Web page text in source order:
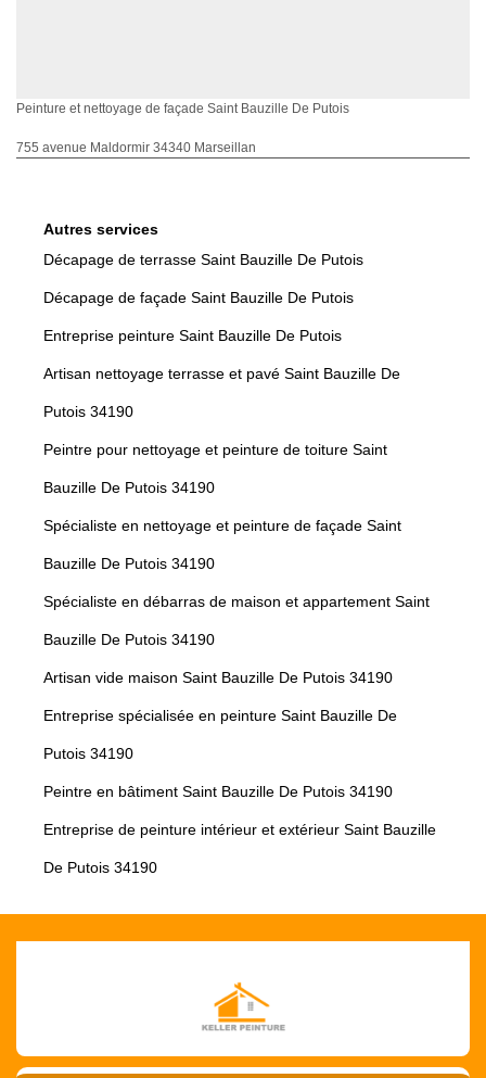
Peinture et nettoyage de façade Saint Bauzille De Putois
755 avenue Maldormir 34340 Marseillan
Autres services
Décapage de terrasse Saint Bauzille De Putois
Décapage de façade Saint Bauzille De Putois
Entreprise peinture Saint Bauzille De Putois
Artisan nettoyage terrasse et pavé Saint Bauzille De
Putois 34190
Peintre pour nettoyage et peinture de toiture Saint
Bauzille De Putois 34190
Spécialiste en nettoyage et peinture de façade Saint
Bauzille De Putois 34190
Spécialiste en débarras de maison et appartement Saint
Bauzille De Putois 34190
Artisan vide maison Saint Bauzille De Putois 34190
Entreprise spécialisée en peinture Saint Bauzille De
Putois 34190
Peintre en bâtiment Saint Bauzille De Putois 34190
Entreprise de peinture intérieur et extérieur Saint Bauzille
De Putois 34190